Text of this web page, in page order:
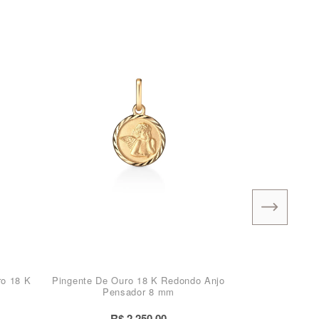
18 K
Pingente De Ouro 18 K Redondo Anjo
Pensador 8 mm